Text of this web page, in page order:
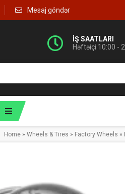
Mesaj göndər
İŞ SAATLARI
Həftəiçi 10:00 -
Home » Wheels & Tires » Factory Wheels »